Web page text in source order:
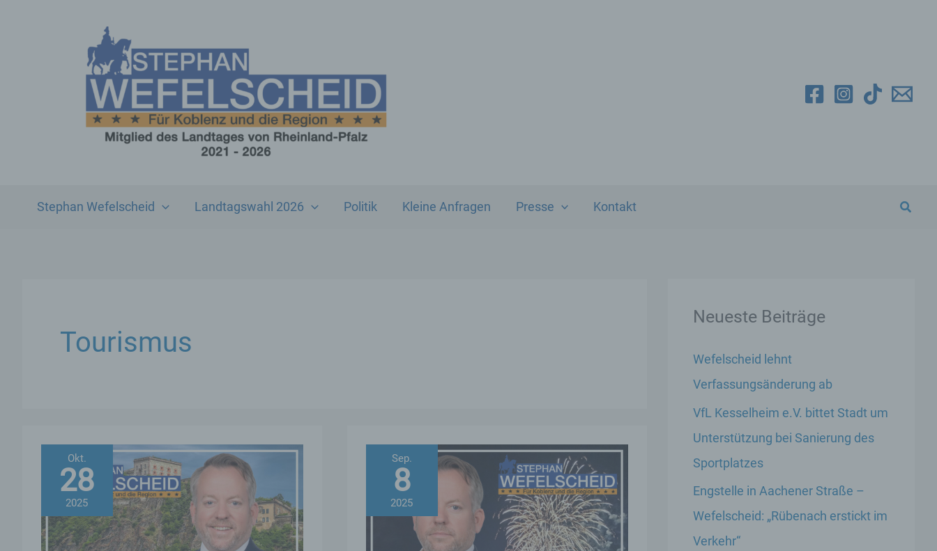
Stephan Wefelscheid Landtagswahl 2026 Politik Kleine Anfragen Presse Kontakt
Tourismus
Okt.
28
2025
Sep.
8
2025
Neueste Beiträge
Wefelscheid lehnt
Verfassungsänderung ab
VfL Kesselheim e.V. bittet Stadt um
Unterstützung bei Sanierung des
Sportplatzes
Engstelle in Aachener Straße –
Wefelscheid: „Rübenach erstickt im
Verkehr“